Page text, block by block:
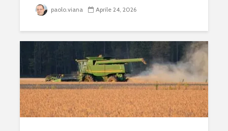
paolo.viana Aprile 24, 2026